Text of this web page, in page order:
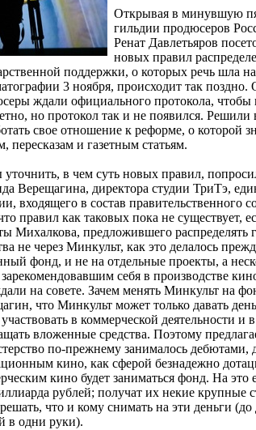
Открывая в минувшую
гильдии продюсеров
Ренат Давлетьяров
новых правил
поддержки, о которых речь шла
3 ноября, происходит так поздно.
ждали официального протокола, чтобы
но протокол так и не появился. Решили
свое отношение к реформе, о которой
пересказам и газетным статьям.
уточнить, в чем суть новых правил,
Верещагина, директора студии ТриТэ,
входящего в состав правительственного
правил как таковых пока не существует,
Михалкова, предложившего распределять
не через Минкульт, как это делалось
фонд, и не на отдельные проекты, а
себя в производстве
на совете. Зачем менять Минкульт на
что Минкульт может только давать
в коммерческой деятельности и
вложенные средства. Поэтому
по-прежнему занималось дебютами,
кино, как сферой безнадежно
кино будет заниматься фонд. На это
рублей; получат их некие крупные
что и кому снимать на эти деньги
в одни руки).